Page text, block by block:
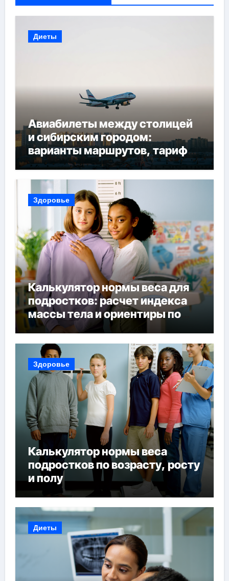
Диеты
Авиабилеты между столицей
и сибирским городом:
варианты маршрутов, тарифы
и советы по планированию
поездки
Здоровье
Калькулятор нормы веса для
подростков: расчет индекса
массы тела и ориентиры по
возрасту, росту и полу
Здоровье
Калькулятор нормы веса
подростков по возрасту, росту
и полу
Диеты